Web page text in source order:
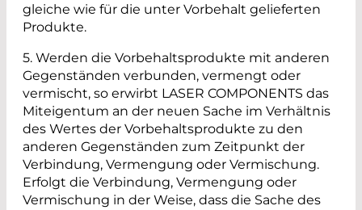
gleiche wie für die unter Vorbehalt gelieferten
Produkte.
5. Werden die Vorbehaltsprodukte mit anderen
Gegenständen verbunden, vermengt oder
vermischt, so erwirbt LASER COMPONENTS das
Miteigentum an der neuen Sache im Verhältnis
des Wertes der Vorbehaltsprodukte zu den
anderen Gegenständen zum Zeitpunkt der
Verbindung, Vermengung oder Vermischung.
Erfolgt die Verbindung, Vermengung oder
Vermischung in der Weise, dass die Sache des